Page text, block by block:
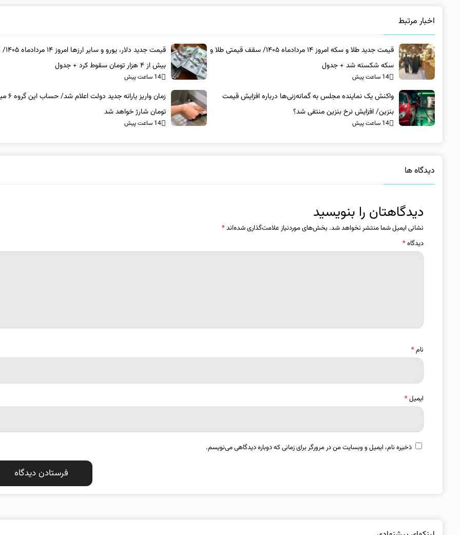
اخبار مرتبط
قیمت جدید طلا و سکه امروز ۱۴ مردادماه ۱۴۰۵/ سقف قیمتی طلا و
سکه شکسته شد + جدول
14 ساعت پیش
قیمت جدید
بیش از ۴ هزار تومان سقوط کرد + جدول
14 ساعت پیش
واکنش یک نماینده مجلس به گمانه‌زنی‌ها درباره افزایش قیمت
بنزین/ افزایش نرخ بنزین منتفی شد؟
14 ساعت پیش
زمان واریز
تومان شارژ خواهد شد
14 ساعت پیش
دیدگاه ها
دیدگاهتان را بنویسید
نشانی ایمیل شما منتشر نخواهد شد. بخش‌های موردنیاز علامت‌گذاری شده‌اند*
دیدگاه*
نام*
ایمیل*
ذخیره نام، ایمیل و وبسایت من در مرورگر برای زمانی که دوباره دیدگاهی می‌نویسم.